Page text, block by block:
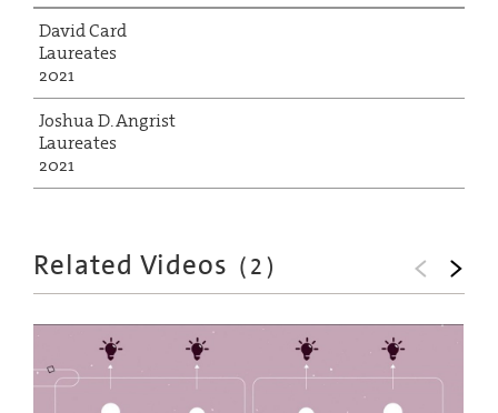
David Card
Laureates
2021
Joshua D. Angrist
Laureates
2021
Related Videos (2)